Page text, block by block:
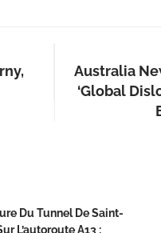
Australia
‘global
Du Tunnel De Saint-
L’autoroute A13 :